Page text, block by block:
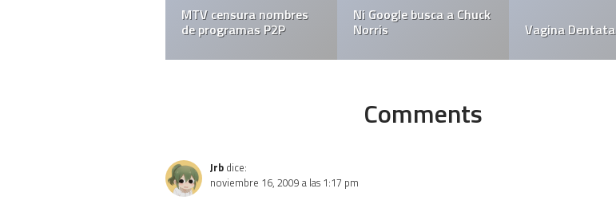
MTV censura nombres
de programas P2P
Ni Google busca a Chuck
Norris Vagina Dentata
Comments
Jrb dice:
noviembre 16, 2009 a las 1:17 pm